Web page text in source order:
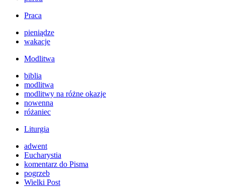
Praca
pieniądze
wakacje
Modlitwa
biblia
modlitwa
modlitwy na różne okazje
nowenna
różaniec
Liturgia
adwent
Eucharystia
komentarz do Pisma
pogrzeb
Wielki Post